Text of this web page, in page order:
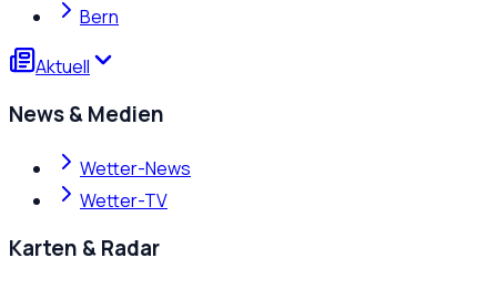
Bern
Aktuell
News & Medien
Wetter-News
Wetter-TV
Karten & Radar